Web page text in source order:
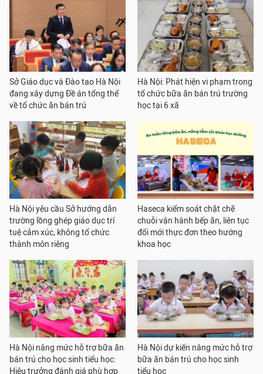
Sở Giáo dục và Đào tạo Hà Nội
đang xây dựng Đề án tổng thể
về tổ chức ăn bán trú
Hà Nội: Phát hiện vi phạm trong
tổ chức bữa ăn bán trú trường
học tại 6 xã
Hà Nội yêu cầu Sở hướng dẫn
trường lồng ghép giáo dục trí
tuệ cảm xúc, không tổ chức
thành môn riêng
Haseca kiểm soát chặt chẽ
chuỗi vận hành bếp ăn, liên tục
đổi mới thực đơn theo hướng
khoa học
Hà Nội nâng mức hỗ trợ bữa ăn
bán trú cho học sinh tiểu học:
Hiệu trưởng đánh giá phù hợp
Hà Nội dự kiến nâng mức hỗ trợ
bữa ăn bán trú cho học sinh
tiểu học